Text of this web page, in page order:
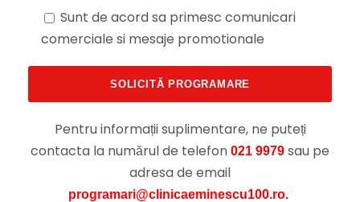
Sunt de acord sa primesc comunicari
comerciale si mesaje promotionale
Pentru informații suplimentare, ne puteți
contacta la numărul de telefon 021 9979 sau pe
adresa de email
programari@clinicaeminescu100.ro.